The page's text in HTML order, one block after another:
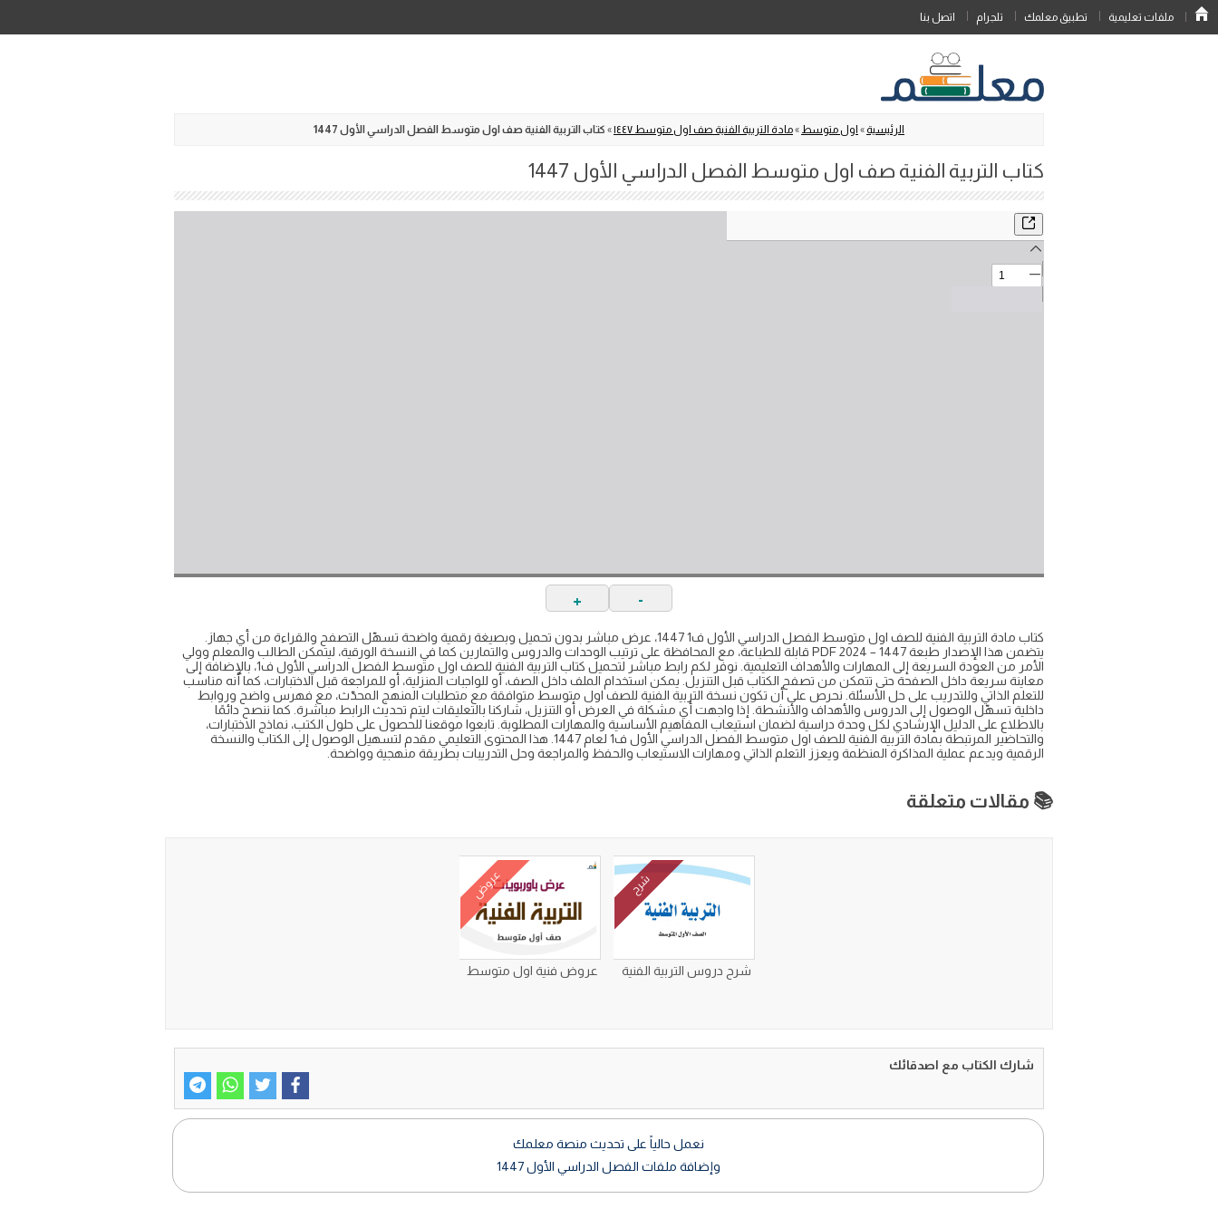
ملفات تعليمية تطبيق معلمك تلجرام اتصل بنا
الرئيسية » اول متوسط »مادة التربية الفنية صف اول متوسط ١٤٤٧ » كتاب التربية الفنية صف اول متوسط الفصل الدراسي الأول 1447
كتاب التربية الفنية صف اول متوسط الفصل الدراسي الأول 1447
-
+
كتاب مادة التربية الفنية للصف اول متوسط الفصل الدراسي الأول ف1 1447، عرض مباشر بدون تحميل وبصيغة رقمية واضحة تسهّل التصفح والقراءة من أي جهاز.
يتضمن هذا الإصدار طبعة 1447 – 2024 PDF قابلة للطباعة، مع المحافظة على ترتيب الوحدات والدروس والتمارين كما في النسخة الورقية، ليتمكن الطالب والمعلم وولي
الأمر من العودة السريعة إلى المهارات والأهداف التعليمية. نوفر لكم رابط مباشر لتحميل كتاب التربية الفنية للصف اول متوسط الفصل الدراسي الأول ف1، بالإضافة إلى
معاينة سريعة داخل الصفحة حتى تتمكن من تصفح الكتاب قبل التنزيل. يمكن استخدام الملف داخل الصف، أو للواجبات المنزلية، أو للمراجعة قبل الاختبارات، كما أنه مناسب
للتعلم الذاتي وللتدريب على حل الأسئلة. نحرص على أن تكون نسخة التربية الفنية للصف اول متوسط متوافقة مع متطلبات المنهج المحدّث، مع فهرس واضح وروابط
داخلية تسهّل الوصول إلى الدروس والأهداف والأنشطة. إذا واجهت أي مشكلة في العرض أو التنزيل، شاركنا بالتعليقات ليتم تحديث الرابط مباشرة. كما ننصح دائمًا
بالاطلاع على الدليل الإرشادي لكل وحدة دراسية لضمان استيعاب المفاهيم الأساسية والمهارات المطلوبة. تابعوا موقعنا للحصول على حلول الكتب، نماذج الاختبارات،
والتحاضير المرتبطة بمادة التربية الفنية للصف اول متوسط الفصل الدراسي الأول ف1 لعام 1447. هذا المحتوى التعليمي مقدم لتسهيل الوصول إلى الكتاب والنسخة
الرقمية ويدعم عملية المذاكرة المنظمة ويعزز التعلم الذاتي ومهارات الاستيعاب والحفظ والمراجعة وحل التدريبات بطريقة منهجية وواضحة.
📚 مقالات متعلقة
شرح
شرح دروس التربية الفنية
عروض
عروض فنية اول متوسط
شارك الكتاب مع اصدقائك
نعمل حالياً على تحديث منصة معلمك
وإضافة ملفات الفصل الدراسي الأول 1447